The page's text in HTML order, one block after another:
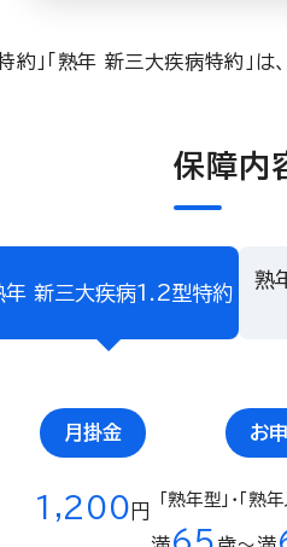
約」「熟年 新三大疾病特約」
保障内
年 新三大疾病1.2型特約
熟
月掛金
1,200 円
お
「熟年型」・「